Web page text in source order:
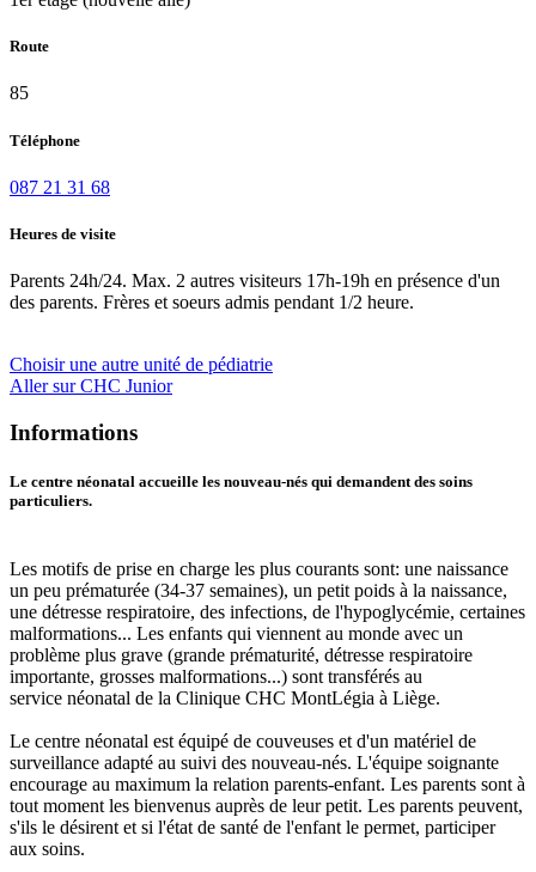
Route
85
Téléphone
087 21 31 68
Heures de visite
Parents 24h/24. Max. 2 autres visiteurs 17h-19h en présence d'un
des parents. Frères et soeurs admis pendant 1/2 heure.
Choisir une autre unité de pédiatrie
Aller sur CHC Junior
Informations
Le centre néonatal accueille les nouveau-nés qui demandent des soins
particuliers.
Les motifs de prise en charge les plus courants sont: une naissance
un peu prématurée (34-37 semaines), un petit poids à la naissance,
une détresse respiratoire, des infections, de l'hypoglycémie, certaines
malformations... Les enfants qui viennent au monde avec un
problème plus grave (grande prématurité, détresse respiratoire
importante, grosses malformations...) sont transférés au
service néonatal de la Clinique CHC MontLégia à Liège.
Le centre néonatal est équipé de couveuses et d'un matériel de
surveillance adapté au suivi des nouveau-nés. L'équipe soignante
encourage au maximum la relation parents-enfant. Les parents sont à
tout moment les bienvenus auprès de leur petit. Les parents peuvent,
s'ils le désirent et si l'état de santé de l'enfant le permet, participer
aux soins.